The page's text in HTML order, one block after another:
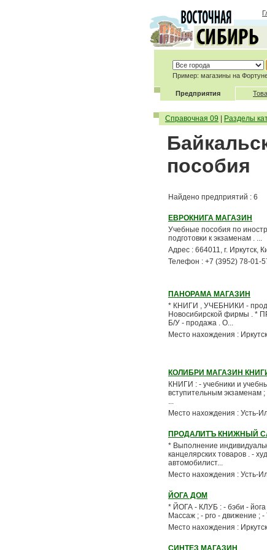
Пример: магазины на
Предприятия
Справочная 09 Разделы
пособия
Найдено предприятий : 6
ЕВРОКНИГА МАГАЗИН
Учебные пособия по
подготовки к экзаменам . ...
Адрес : 664011, г. Иркутск,
Телефон : +7 (3952) 78-01-
ПАНОРАМА МАГАЗИН
* КНИГИ , УЧЕБНИКИ -
Новосибирской фирмы . *
Б/У - продажа . О...
Место нахождения : Иркутск
КОЛИБРИ МАГАЗИН
КНИГИ : - учебники и
вступительным экзаменам
...
Место нахождения : Усть-
ПРОДАЛИТЪ КНИЖНЫЙ
* Выполнение
канцелярских товаров . -
автомобилист...
Место нахождения : Усть-
ЙОГА ДОМ
* ЙОГА - КЛУБ : - бэби - йога
Массаж ; - рro - движение ; -
Место нахождения : Иркутск
СИНТЕЗ МАГАЗИН